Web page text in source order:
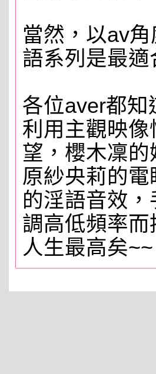
當然，以av
語系列是最適
各位aver都知
利用主觀映
望，櫻木凜
原紗央莉的
的淫語音效
調高低頻率
人生最高矣~~